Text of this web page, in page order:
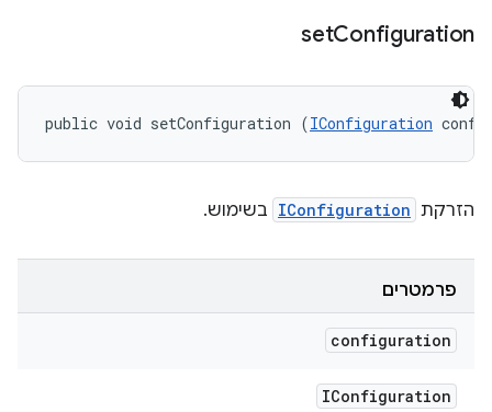
setConfiguration
public void setConfiguration (IConfiguration
הזרקת IConfiguration בשימוש.
פרמטרים
configuration
IConfiguration